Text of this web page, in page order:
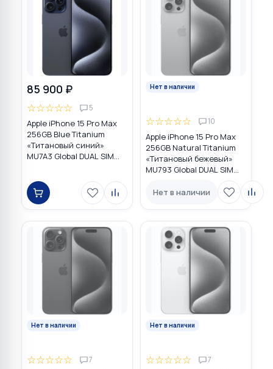
85 900 ₽
☆☆☆☆☆ 5
Apple iPhone 15 Pro Max
256GB Blue Titanium
«Титановый синий»
MU7A3 Global DUAL SIM
Нет в наличии
☆☆☆☆☆ 10
Apple iPhone 15 Pro Max
256GB Natural Titanium
«Tитановый бежевый»
MU793 Global DUAL SIM
Нет в наличии
Нет в наличии
☆☆☆☆☆ 7
Нет в наличии
☆☆☆☆☆ 7